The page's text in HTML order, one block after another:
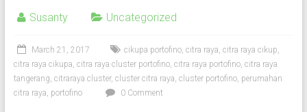
Susanty Uncategorized
March 21, 2017 cikupa portofino, citra raya, citra raya cikup,
citra raya cikupa, citra raya cluster portofino, citra raya portofino, citra raya
tangerang, citraraya cluster, cluster citra raya, cluster portofino, perumahan
citra raya, portofino 0 Comment